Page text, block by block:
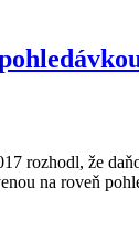
že
na roveň